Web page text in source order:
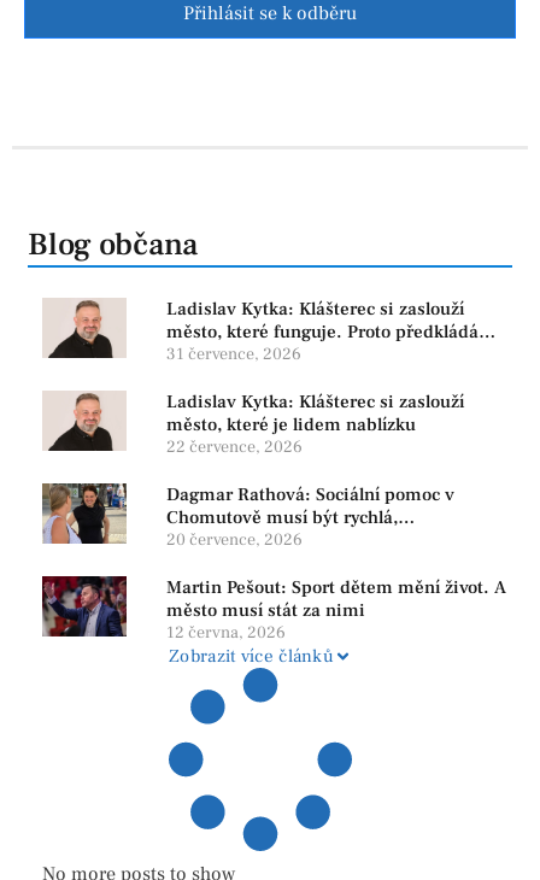
Přihlásit se k odběru
Blog občana
Ladislav Kytka: Klášterec si zaslouží
město, které funguje. Proto předkládáme
program, který řeší skutečné problémy
31 července, 2026
Ladislav Kytka: Klášterec si zaslouží
město, které je lidem nablízku
22 července, 2026
Dagmar Rathová: Sociální pomoc v
Chomutově musí být rychlá,
srozumitelná a férová. Ne udržovat lidi v
20 července, 2026
Martin Pešout: Sport dětem mění život. A
město musí stát za nimi
12 června, 2026
Zobrazit více článků
No more posts to show